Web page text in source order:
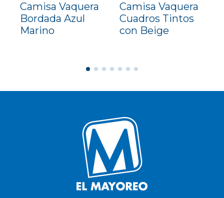
Camisa Vaquera
Bordada Azul
Marino
Camisa Vaquera
Cuadros Tintos
con Beige